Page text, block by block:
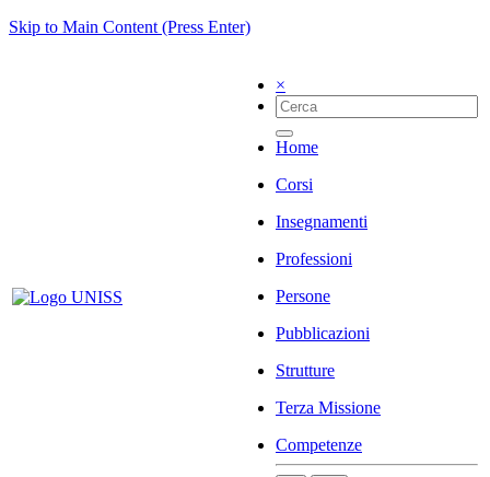
Skip to Main Content (Press Enter)
×
Home
Corsi
Insegnamenti
Professioni
Persone
Pubblicazioni
Strutture
Terza Missione
Competenze